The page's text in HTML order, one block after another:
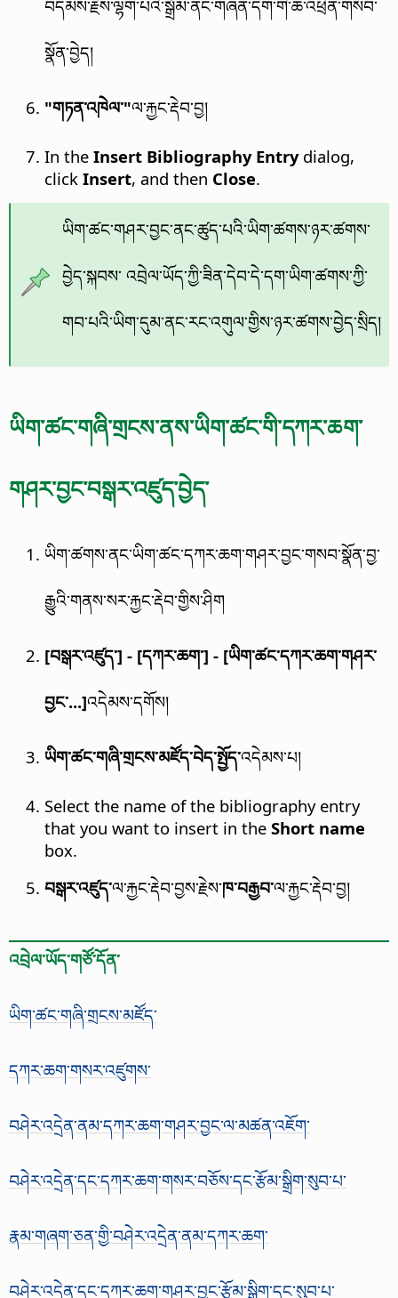
བདམས་རྗེས་ལྷག་པའི་སྒྲོམ་ནང་གཞན་དག་གི་ཆ་འཕྲིན་གསབ་
སྣོན་བྱེད།
"གཏན་འཁེལ་"ལ་རྐྱང་རྡེབ་བྱ།
In the Insert Bibliography Entrydialog,
click Insert, and then Close.
ཡིག་ཚང་གཤར་བྱང་ནང་ཚུད་པའི་ཡིག་ཚགས་ཉར་ཚགས་
བྱེད་སྐབས་ འབྲེལ་ཡོད་ཀྱི་ཟིན་དེབ་དེ་དག་ཡིག་ཚགས་ཀྱི་
གབ་པའི་ཡིག་དུམ་ནང་རང་འགུལ་གྱིས་ཉར་ཚགས་བྱེད་སྲིད།
ཡིག་ཚང་གཞི་གྲངས་ནས་ཡིག་ཚང་གི་དཀར་ཆག་
གཤར་བྱང་བསྒར་འཛུད་བྱེད་
ཡིག་ཚགས་ནང་ཡིག་ཚང་དཀར་ཆག་གཤར་བྱང་གསབ་སྣོན་བྱ་
རྒྱུའི་གནས་སར་རྐྱང་རྡེབ་གྱིས་ཤིག
[བསྒར་འཛུད་] - [དཀར་ཆག་] - [ཡིག་ཚང་དཀར་ཆག་གཤར་
བྱང་...]འདེམས་དགོས།
ཡིག་ཚང་གཞི་གྲངས་མཛོད་བེད་སྤྱོད་འདེམས་པ།
Select the name of the bibliography entry
that you want to insert in the Short name
box.
བསྒར་འཛུད་ལ་རྐྱང་རྡེབ་བྱས་རྗེས་ཁ་བརྒྱབ་ལ་རྐྱང་རྡེབ་བྱ།
འབྲེལ་ཡོད་གཙོ་དོན་
ཡིག་ཚང་གཞི་གྲངས་མཛོད་
དཀར་ཆག་གསར་འཛུགས་
བཤེར་འདྲེན་ནམ་དཀར་ཆག་གཤར་བྱང་ལ་མཚན་འཇོག་
བཤེར་འདྲེན་དང་དཀར་ཆག་གསར་བཅོས་དང་རྩོམ་སྒྲིག་སུབ་པ་
རྣམ་གཞག་ཅན་གྱི་བཤེར་འདྲེན་ནམ་དཀར་ཆག་
བཤེར་འདྲེན་དང་དཀར་ཆག་གཤར་བྱང་རྩོམ་སྒྲིག་དང་སུབ་པ་